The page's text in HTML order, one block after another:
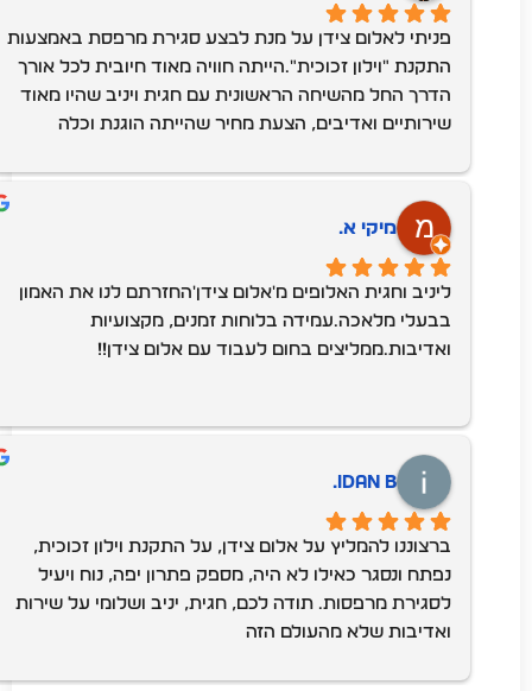
היטב.הייתי מרוצה מההתקנה, מהתוצר הסופי ומהשירותיות
לכל אורך הדרך.תודה לכם !
פניתי לאלום צידן על מנת לבצע סגירת מרפסת באמצעות
התקנת "וילון זכוכית".הייתה חוויה מאוד חיובית לכל אורך
הדרך החל מהשיחה הראשונית עם חגית ויניב שהיו מאוד
שירותיים ואדיבים, הצעת מחיר שהייתה הוגנת וכלה
הגיע ולקח מדידות, סגרנו על מחיר וזמן אספקה של 3
נעימים, אדיבים, מסודרים ומאורגנים. עשו הכל בסבלנות,
מיקי א.
ליניב וחגית האלופים מ'אלום צידן'החזרתם לנו את האמון
בבעלי מלאכה.עמידה בלוחות זמנים, מקצועיות
ואדיבות.ממליצים בחום לעבוד עם אלום צידן!!
idan B.
ברצוננו להמליץ על אלום צידן, על התקנת וילון זכוכית,
נפתח ונסגר כאילו לא היה, מספק פתרון יפה, נוח ויעיל
לסגירת מרפסות. תודה לכם, חגית, יניב ושלומי על שירות
ואדיבות שלא מהעולם הזה